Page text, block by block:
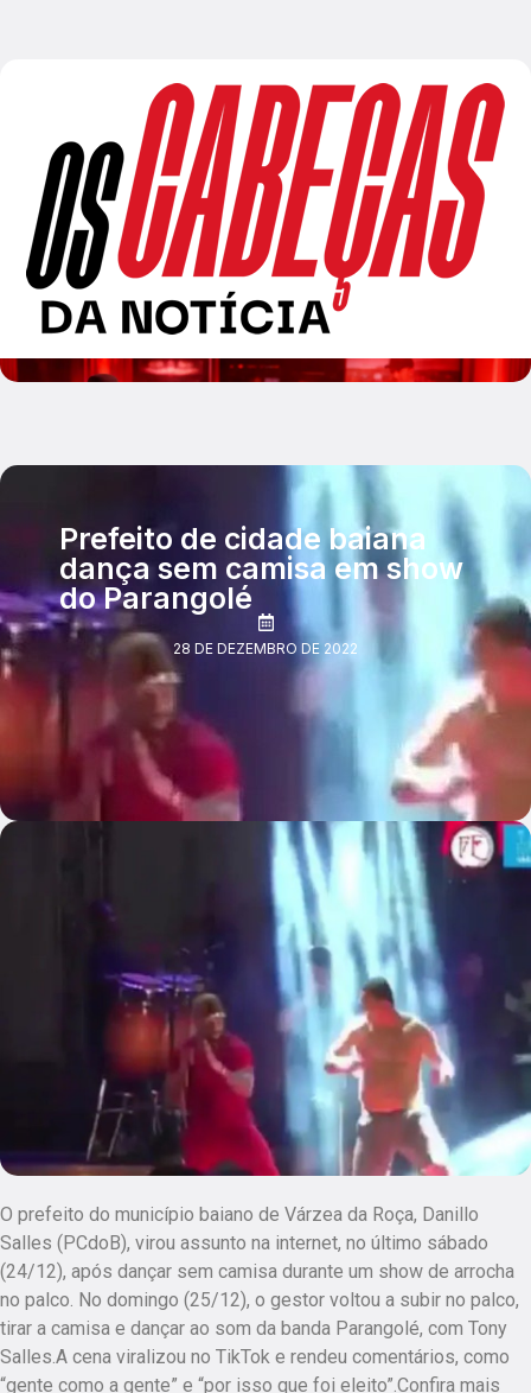
Prefeito de cidade baiana
dança sem camisa em show
do Parangolé
28 DE DEZEMBRO DE 2022
O prefeito do município baiano de Várzea da Roça, Danillo
Salles (PCdoB), virou assunto na internet, no último sábado
(24/12), após dançar sem camisa durante um show de arrocha
no palco. No domingo (25/12), o gestor voltou a subir no palco,
tirar a camisa e dançar ao som da banda Parangolé, com Tony
Salles.A cena viralizou no TikTok e rendeu comentários, como
“gente como a gente” e “por isso que foi eleito”.Confira mais